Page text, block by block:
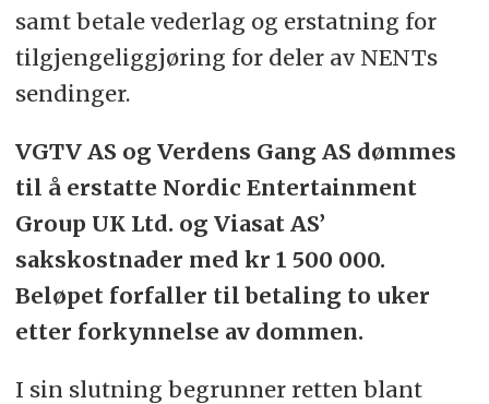
samt betale vederlag og erstatning for
tilgjengeliggjøring for deler av NENTs
sendinger.
VGTV AS og Verdens Gang AS dømmes
til å erstatte Nordic Entertainment
Group UK Ltd. og Viasat AS’
sakskostnader med kr 1 500 000.
Beløpet forfaller til betaling to uker
etter forkynnelse av dommen.
I sin slutning begrunner retten blant